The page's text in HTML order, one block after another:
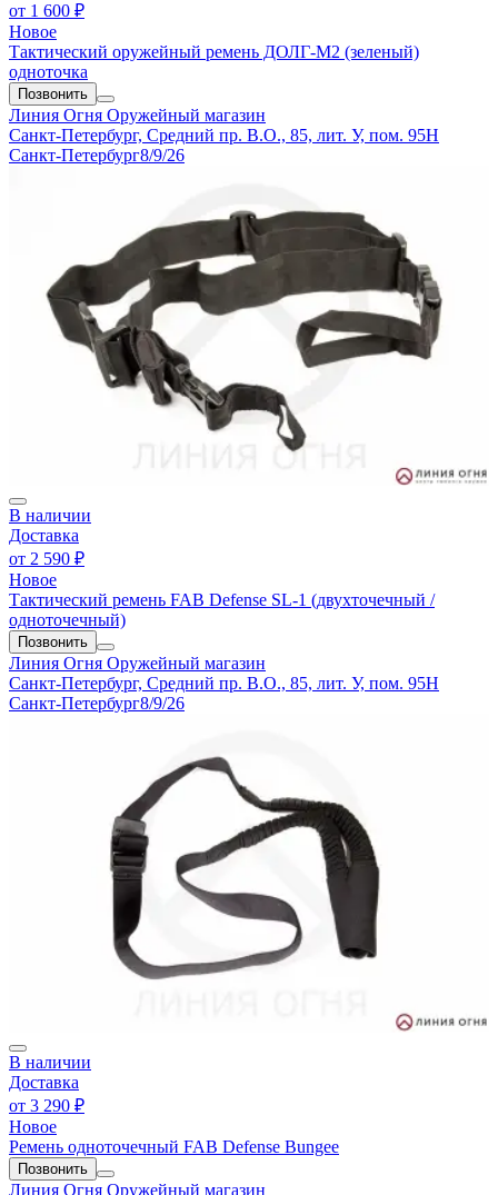
от 1 600 ₽
Новое
Тактический оружейный ремень ДОЛГ-М2 (зеленый)
одноточка
Позвонить
Линия Огня Оружейный магазин
Санкт-Петербург, Средний пр. В.О., 85, лит. У, пом. 95Н
Санкт-Петербург8/9/26
В наличии
Доставка
от 2 590 ₽
Новое
Тактический ремень FAB Defense SL-1 (двухточечный /
одноточечный)
Позвонить
Линия Огня Оружейный магазин
Санкт-Петербург, Средний пр. В.О., 85, лит. У, пом. 95Н
Санкт-Петербург8/9/26
В наличии
Доставка
от 3 290 ₽
Новое
Ремень одноточечный FAB Defense Bungee
Позвонить
Линия Огня Оружейный магазин